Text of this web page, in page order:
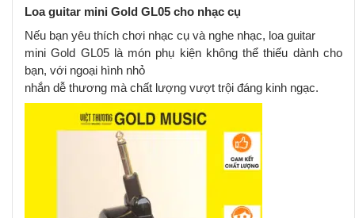
Loa guitar mini Gold GL05 cho nhạc cụ
Nếu bạn yêu thích chơi nhạc cụ và nghe nhạc, loa guitar
mini Gold GL05 là món phụ kiện không thể thiếu dành cho
bạn, với ngoại hình nhỏ
nhắn dễ thương mà chất lượng vượt trội đáng kinh ngạc.